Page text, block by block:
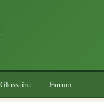
Glossaire Forum